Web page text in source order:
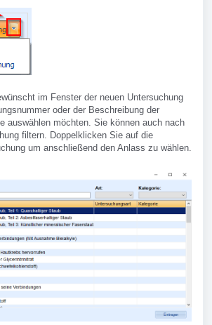
im Fenster der neuen Untersuchung
oder der Beschreibung der
auswählen möchten. Sie können auch nach
filtern. Doppelklicken Sie auf die
um anschließend den Anlass zu wählen.